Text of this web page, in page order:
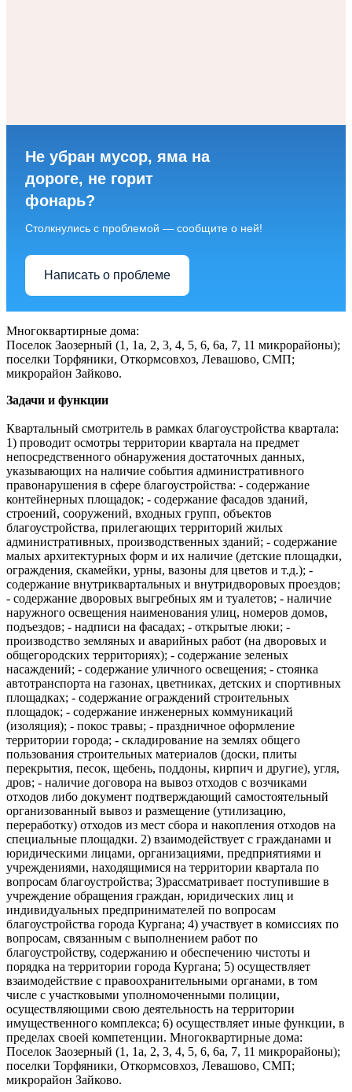
Не убран мусор, яма на
дороге, не горит
фонарь?
Столкнулись с проблемой — сообщите о ней!
Написать о проблеме
Многоквартирные дома:
Поселок Заозерный (1, 1а, 2, 3, 4, 5, 6, 6а, 7, 11 микрорайоны);
поселки Торфяники, Откормсовхоз, Левашово, СМП;
микрорайон Зайково.
Задачи и функции
Квартальный смотритель в рамках благоустройства квартала:
1) проводит осмотры территории квартала на предмет
непосредственного обнаружения достаточных данных,
указывающих на наличие события административного
правонарушения в сфере благоустройства: - содержание
контейнерных площадок; - содержание фасадов зданий,
строений, сооружений, входных групп, объектов
благоустройства, прилегающих территорий жилых
административных, производственных зданий; - содержание
малых архитектурных форм и их наличие (детские площадки,
ограждения, скамейки, урны, вазоны для цветов и т.д.); -
содержание внутриквартальных и внутридворовых проездов;
- содержание дворовых выгребных ям и туалетов; - наличие
наружного освещения наименования улиц, номеров домов,
подъездов; - надписи на фасадах; - открытые люки; -
производство земляных и аварийных работ (на дворовых и
общегородских территориях); - содержание зеленых
насаждений; - содержание уличного освещения; - стоянка
автотранспорта на газонах, цветниках, детских и спортивных
площадках; - содержание ограждений строительных
площадок; - содержание инженерных коммуникаций
(изоляция); - покос травы; - праздничное оформление
территории города; - складирование на землях общего
пользования строительных материалов (доски, плиты
перекрытия, песок, щебень, поддоны, кирпич и другие), угля,
дров; - наличие договора на вывоз отходов с возчиками
отходов либо документ подтверждающий самостоятельный
организованный вывоз и размещение (утилизацию,
переработку) отходов из мест сбора и накопления отходов на
специальные площадки. 2) взаимодействует с гражданами и
юридическими лицами, организациями, предприятиями и
учреждениями, находящимися на территории квартала по
вопросам благоустройства; 3)рассматривает поступившие в
учреждение обращения граждан, юридических лиц и
индивидуальных предпринимателей по вопросам
благоустройства города Кургана; 4) участвует в комиссиях по
вопросам, связанным с выполнением работ по
благоустройству, содержанию и обеспечению чистоты и
порядка на территории города Кургана; 5) осуществляет
взаимодействие с правоохранительными органами, в том
числе с участковыми уполномоченными полиции,
осуществляющими свою деятельность на территории
имущественного комплекса; 6) осуществляет иные функции, в
пределах своей компетенции. Многоквартирные дома:
Поселок Заозерный (1, 1а, 2, 3, 4, 5, 6, 6а, 7, 11 микрорайоны);
поселки Торфяники, Откормсовхоз, Левашово, СМП;
микрорайон Зайково.